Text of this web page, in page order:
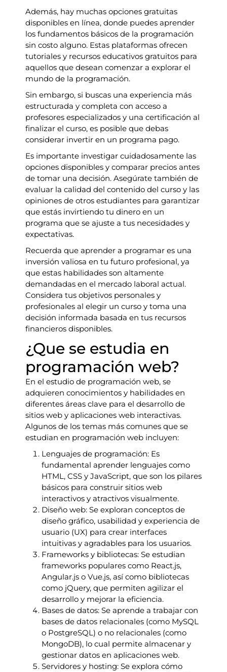
Además, hay muchas opciones gratuitas
disponibles en línea, donde puedes aprender
los fundamentos básicos de la programación
sin costo alguno. Estas plataformas ofrecen
tutoriales y recursos educativos gratuitos para
aquellos que desean comenzar a explorar el
mundo de la programación.
Sin embargo, si buscas una experiencia más
estructurada y completa con acceso a
profesores especializados y una certificación al
finalizar el curso, es posible que debas
considerar invertir en un programa pago.
Es importante investigar cuidadosamente las
opciones disponibles y comparar precios antes
de tomar una decisión. Asegúrate también de
evaluar la calidad del contenido del curso y las
opiniones de otros estudiantes para garantizar
que estás invirtiendo tu dinero en un
programa que se ajuste a tus necesidades y
expectativas.
Recuerda que aprender a programar es una
inversión valiosa en tu futuro profesional, ya
que estas habilidades son altamente
demandadas en el mercado laboral actual.
Considera tus objetivos personales y
profesionales al elegir un curso y toma una
decisión informada basada en tus recursos
financieros disponibles.
¿Que se estudia en
programación web?
En el estudio de programación web, se
adquieren conocimientos y habilidades en
diferentes áreas clave para el desarrollo de
sitios web y aplicaciones web interactivas.
Algunos de los temas más comunes que se
estudian en programación web incluyen:
Lenguajes de programación: Es
fundamental aprender lenguajes como
HTML, CSS y JavaScript, que son los pilares
básicos para construir sitios web
interactivos y atractivos visualmente.
Diseño web: Se exploran conceptos de
diseño gráfico, usabilidad y experiencia de
usuario (UX) para crear interfaces
intuitivas y agradables para los usuarios.
Frameworks y bibliotecas: Se estudian
frameworks populares como React.js,
Angular.js o Vue.js, así como bibliotecas
como jQuery, que permiten agilizar el
desarrollo y mejorar la eficiencia.
Bases de datos: Se aprende a trabajar con
bases de datos relacionales (como MySQL
o PostgreSQL) o no relacionales (como
MongoDB), lo cual permite almacenar y
gestionar datos en aplicaciones web.
Servidores y hosting: Se explora cómo